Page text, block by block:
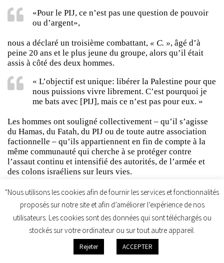
«Pour le PIJ, ce n’est pas une question de pouvoir
ou d’argent»,
nous a déclaré un troisième combattant, « C. », âgé d’à
peine 20 ans et le plus jeune du groupe, alors qu’il était
assis à côté des deux hommes.
« L’objectif est unique: libérer la Palestine pour que
nous puissions vivre librement. C’est pourquoi je
me bats avec [PIJ], mais ce n’est pas pour eux. »
Les hommes ont souligné collectivement – qu’il s’agisse
du Hamas, du Fatah, du PIJ ou de toute autre association
factionnelle – qu’ils appartiennent en fin de compte à la
même communauté qui cherche à se protéger contre
l’assaut continu et intensifié des autorités, de l’armée et
des colons israéliens sur leurs vies.
« Comprenez que pour nous, ce sont des
instruments pour un affrontement »,
explique A.
«Nous sommes des gens modestes et nous devons
donc trouver de l’argent pour nous procurer une
"Nous utilisons les cookies afin de fournir les services et fonctionnalités
proposés sur notre site et afin d’améliorer l’expérience de nos
utilisateurs. Les cookies sont des données qui sont téléchargés ou
stockés sur votre ordinateur ou sur tout autre appareil.
Rejeter ACCEPTER